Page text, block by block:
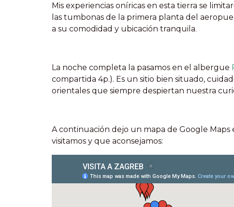
Mis experiencias oníricas en esta tierra se
las tumbonas de la primera planta del
a su comodidad y ubicación tranquila
La noche completa la pasamos en el albergue
compartida 4p.). Es un sitio bien situado,
orientales que siempre despiertan nuestra
A continuación dejo un mapa de Google
visitamos y que aconsejamos: